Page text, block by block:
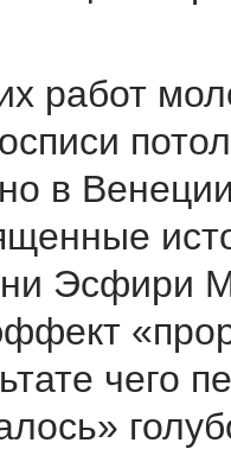
работ
в
Эсфири
чего